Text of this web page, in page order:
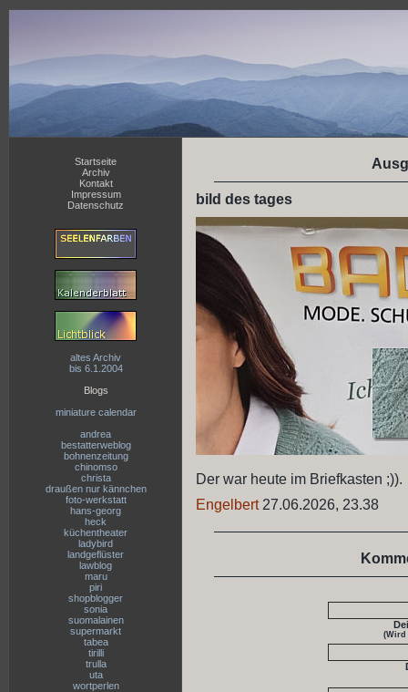
Startseite
Archiv
Kontakt
Impressum
Datenschutz
altes Archiv
bis 6.1.2004
Blogs
miniature calendar
andrea
bestatterweblog
bohnenzeitung
chinomso
christa
draußen nur kännchen
foto-werkstatt
hans-georg
heck
küchentheater
ladybird
landgeflüster
lawblog
maru
piri
shopblogger
sonia
suomalainen
supermarkt
tabea
tirilli
trulla
uta
wortperlen
bild des tages
Der war heute im Briefkasten ;)).
Engelbert27.06.2026, 23.38
(Wird